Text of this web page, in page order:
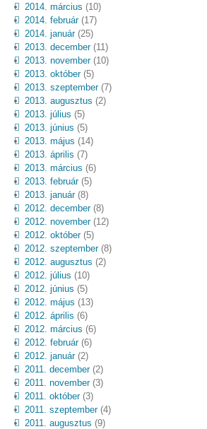
2014. március (10)
2014. február(17)
2014. január(25)
2013. december(11)
2013. november(10)
2013. október(5)
2013. szeptember(7)
2013. augusztus (2)
2013. július (5)
2013. június (5)
2013. május (14)
2013. április (7)
2013. március (6)
2013. február(5)
2013. január(8)
2012. december(8)
2012. november(12)
2012. október(5)
2012. szeptember(8)
2012. augusztus (2)
2012. július (10)
2012. június (5)
2012. május (13)
2012. április (6)
2012. március (6)
2012. február(6)
2012. január(2)
2011. december(2)
2011. november(3)
2011. október(3)
2011. szeptember(4)
2011. augusztus (9)